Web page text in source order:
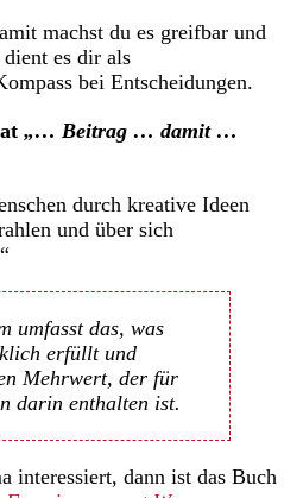
machst du es greifbar und
es dir als
bei Entscheidungen.
„… Beitrag … damit …
durch kreative Ideen
und über sich
umfasst das, was
erfüllt und
Mehrwert, der für
darin enthalten ist.
interessiert, dann ist das Buch